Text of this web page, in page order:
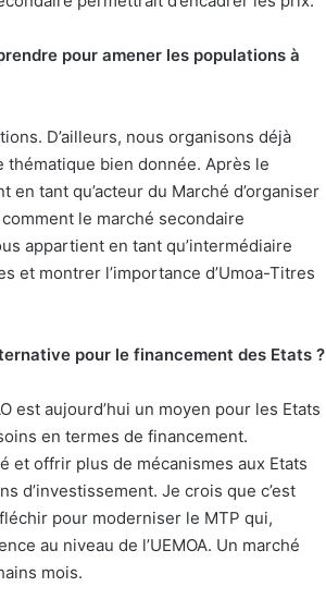
pour amener les populations à
D’ailleurs, nous organisons déjà
bien donnée. Après le
tant qu’acteur du Marché d’organiser
le marché secondaire
appartient en tant qu’intermédiaire
et montrer l’importance d’Umoa-Titres
pour le financement des Etats ?
est aujourd’hui un moyen pour les Etats
en termes de financement.
et offrir plus de mécanismes aux Etats
d’investissement. Je crois que c’est
pour moderniser le MTP qui,
au niveau de l’UEMOA. Un marché
mois.